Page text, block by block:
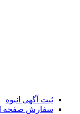
ثبت آگهی انبوه
سفارش صفحه